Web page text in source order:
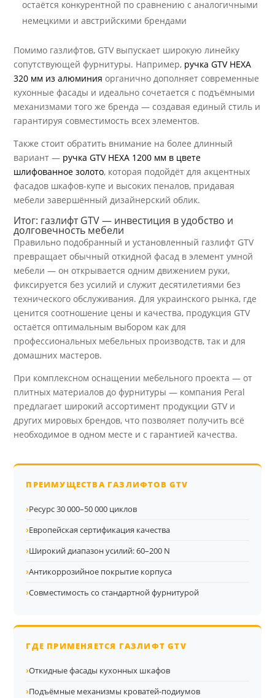
остаётся конкурентной по сравнению с аналогичными
немецкими и австрийскими брендами
Помимо газлифтов, GTV выпускает широкую линейку
сопутствующей фурнитуры. Например, ручка GTV HEXA
320 мм из алюминия органично дополняет современные
кухонные фасады и идеально сочетается с подъёмными
механизмами того же бренда — создавая единый стиль и
гарантируя совместимость всех элементов.
Также стоит обратить внимание на более длинный
вариант — ручка GTV HEXA 1200 мм в цвете
шлифованное золото, которая подойдёт для акцентных
фасадов шкафов-купе и высоких пеналов, придавая
мебели завершённый дизайнерский облик.
Итог: газлифт GTV — инвестиция в удобство и
долговечность мебели
Правильно подобранный и установленный газлифт GTV
превращает обычный откидной фасад в элемент умной
мебели — он открывается одним движением руки,
фиксируется без усилий и служит десятилетиями без
технического обслуживания. Для украинского рынка, где
ценится соотношение цены и качества, продукция GTV
остаётся оптимальным выбором как для
профессиональных мебельных производств, так и для
домашних мастеров.
При комплексном оснащении мебельного проекта — от
плитных материалов до фурнитуры — компания Peral
предлагает широкий ассортимент продукции GTV и
других мировых брендов, что позволяет получить всё
необходимое в одном месте и с гарантией качества.
ПРЕИМУЩЕСТВА ГАЗЛИФТОВ GTV
›Ресурс 30 000–50 000 циклов
›Европейская сертификация качества
›Широкий диапазон усилий: 60–200 N
›Антикоррозийное покрытие корпуса
›Совместимость со стандартной фурнитурой
ГДЕ ПРИМЕНЯЕТСЯ ГАЗЛИФТ GTV
›Откидные фасады кухонных шкафов
›Подъёмные механизмы кроватей-подиумов